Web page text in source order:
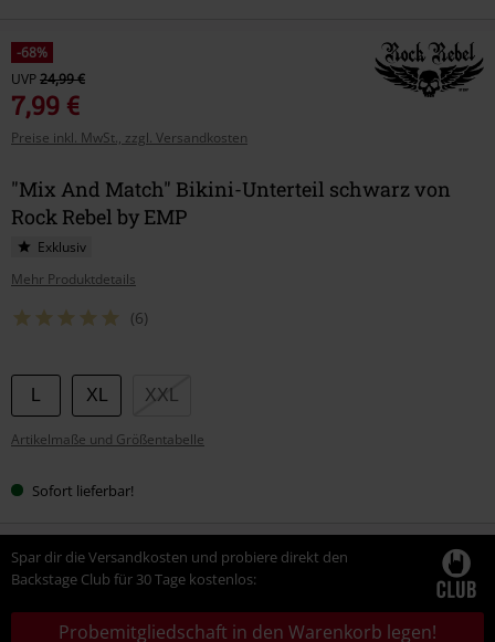
-68%
UVP24,99 €
7,99 €
Preise inkl. MwSt., zzgl. Versandkosten
"Mix And Match" Bikini-Unterteil schwarz von
Rock Rebel by EMP
Exklusiv
Mehr Produktdetails
(6)
Wähle
deine
Größe
XL XXL
Artikelmaße und Größentabelle
Sofort lieferbar!
Spar dir die Versandkosten und probiere direkt den
Backstage Club für 30 Tage kostenlos:
Probemitgliedschaft in den Warenkorb legen!